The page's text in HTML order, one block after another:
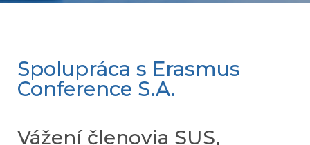
Spolupráca s Erasmus
Conference S.A.
Vážení členovia SUS,